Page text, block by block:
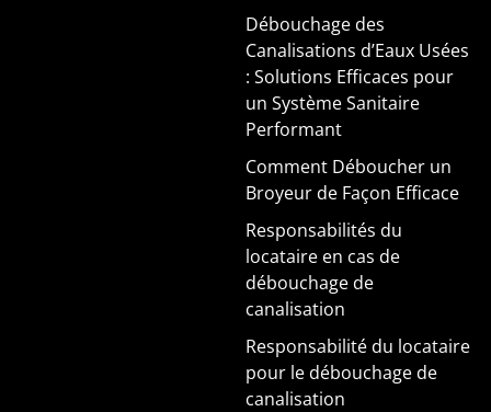
Débouchage des
Canalisations d’Eaux Usées
: Solutions Efficaces pour
un Système Sanitaire
Performant
Comment Déboucher un
Broyeur de Façon Efficace
Responsabilités du
locataire en cas de
débouchage de
canalisation
Responsabilité du locataire
pour le débouchage de
canalisation